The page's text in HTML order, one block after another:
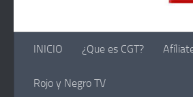
INICIO ¿Que es CGT?
Rojo y Negro TV